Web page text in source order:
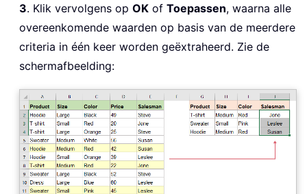
3. Klik vervolgens op OK of Toepassen, waarna alle
overeenkomende waarden op basis van de meerdere
criteria in één keer worden geëxtraheerd. Zie de
schermafbeelding: